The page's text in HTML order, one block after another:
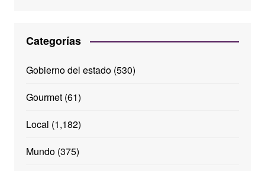
Categorías
Gobierno del estado(530)
Gourmet(61)
Local (1,182)
Mundo(375)